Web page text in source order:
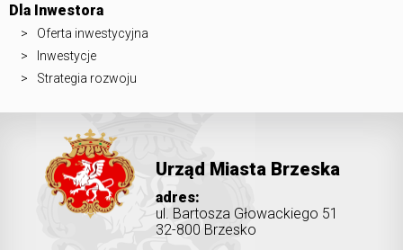
Dla Inwestora
Oferta inwestycyjna
Inwestycje
Strategia rozwoju
Urząd Miasta Brzeska
adres:
ul. Bartosza Głowackiego 51
32-800 Brzesko